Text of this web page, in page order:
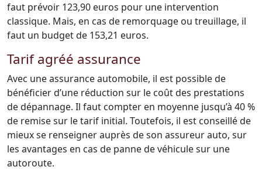
faut prévoir 123,90 euros pour une intervention
classique. Mais, en cas de remorquage ou treuillage, il
faut un budget de 153,21 euros.
Tarif agréé assurance
Avec une assurance automobile, il est possible de
bénéficier d’une réduction sur le coût des prestations
de dépannage. Il faut compter en moyenne jusqu’à 40 %
de remise sur le tarif initial. Toutefois, il est conseillé de
mieux se renseigner auprès de son assureur auto, sur
les avantages en cas de panne de véhicule sur une
autoroute.